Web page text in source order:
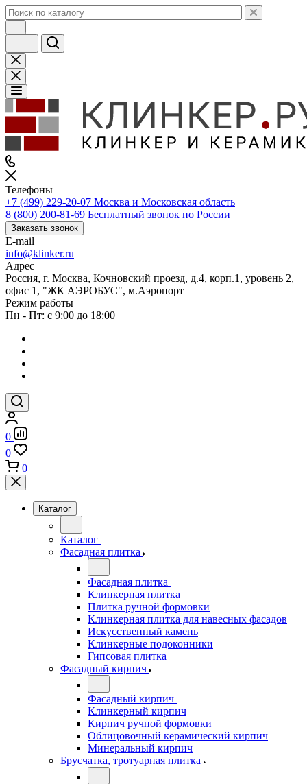
Телефоны
+7 (499) 229-20-07 Москва и Московская область
8 (800) 200-81-69 Бесплатный звонок по России
Заказать звонок
E-mail
info@klinker.ru
Адрес
Россия, г. Москва, Кочновский проезд, д.4, корп.1, уровень 2,
офис 1, "ЖК АЭРОБУС", м.Аэропорт
Режим работы
Пн - Пт: с 9:00 до 18:00
0
0
0
Каталог
Каталог
Фасадная плитка
Фасадная плитка
Клинкерная плитка
Плитка ручной формовки
Клинкерная плитка для навесных фасадов
Искусственный камень
Клинкерные подоконники
Гипсовая плитка
Фасадный кирпич
Фасадный кирпич
Клинкерный кирпич
Кирпич ручной формовки
Облицовочный керамический кирпич
Минеральный кирпич
Брусчатка, тротуарная плитка